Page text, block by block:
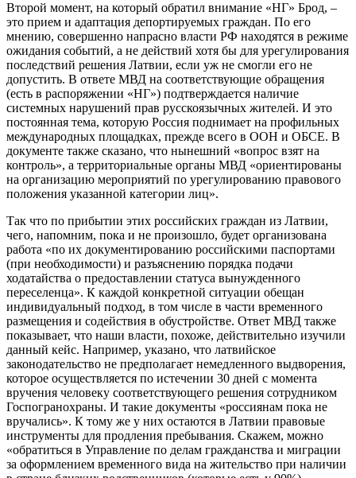
Второй момент, на который обратил внимание «НГ» Брод, –
это прием и адаптация депортируемых граждан. По его
мнению, совершенно напрасно власти РФ находятся в режиме
ожидания событий, а не действий хотя бы для урегулирования
последствий решения Латвии, если уж не смогли его не
допустить. В ответе МВД на соответствующие обращения
(есть в распоряжении «НГ») подтверждается наличие
системных нарушений прав русскоязычных жителей. И это
постоянная тема, которую Россия поднимает на профильных
международных площадках, прежде всего в ООН и ОБСЕ. В
документе также сказано, что нынешний «вопрос взят на
контроль», а территориальные органы МВД «ориентированы
на организацию мероприятий по урегулированию правового
положения указанной категории лиц».
Так что по прибытии этих российских граждан из Латвии,
чего, напомним, пока и не произошло, будет организована
работа «по их документированию российскими паспортами
(при необходимости) и разъяснению порядка подачи
ходатайства о предоставлении статуса вынужденного
переселенца». К каждой конкретной ситуации обещан
индивидуальный подход, в том числе в части временного
размещения и содействия в обустройстве. Ответ МВД также
показывает, что наши власти, похоже, действительно изучили
данный кейс. Например, указано, что латвийское
законодательство не предполагает немедленного выдворения,
которое осуществляется по истечении 30 дней с момента
вручения человеку соответствующего решения сотрудником
Госпогранохраны. И такие документы «россиянам пока не
вручались». К тому же у них остаются в Латвии правовые
инструменты для продления пребывания. Скажем, можно
«обратиться в Управление по делам гражданства и миграции
за оформлением временного вида на жительство при наличии